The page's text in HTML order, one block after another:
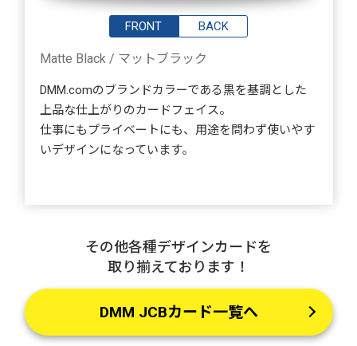
FRONT BACK
Matte Black / マットブラック
DMM.comのブランドカラーである黒を基調とした
上品な仕上がりのカードフェイス。
仕事にもプライベートにも、用途を問わず使いやす
いデザインになっています。
その他各種デザインカードを
取り揃えております！
DMM JCBカード一覧へ